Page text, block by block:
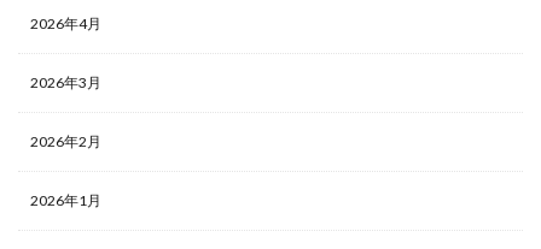
2026年4月
2026年3月
2026年2月
2026年1月